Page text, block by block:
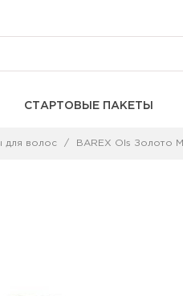
СТАРТОВЫЕ ПАКЕТЫ
для волос BAREX Ols Золото